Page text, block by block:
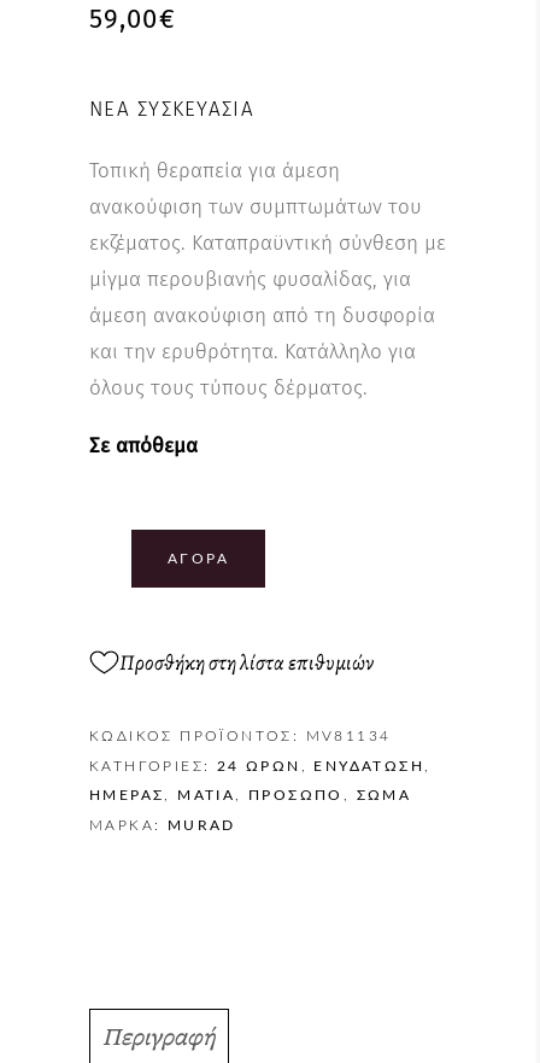
59,00€
ΝΈΑ ΣΥΣΚΕΥΑΣΊΑ
Τοπική θεραπεία για άμεση
ανακούφιση των συμπτωμάτων του
εκζέματος. Καταπραϋντική σύνθεση με
μίγμα περουβιανής φυσαλίδας, για
άμεση ανακούφιση από τη δυσφορία
και την ερυθρότητα. Κατάλληλο για
όλους τους τύπους δέρματος.
Σε απόθεμα
ΑΓΟΡΆ
Προσθήκη στη λίστα επιθυμιών
ΚΩΔΙΚΌΣ ΠΡΟΪΌΝΤΟΣ: MV81134
ΚΑΤΗΓΟΡΊΕΣ: 24 ΩΡΏΝ ΕΝΥΔΆΤΩΣΗ
ΗΜΈΡΑΣ
ΜΆΤΙΑ ΠΡΌΣΩΠΟ ΣΏΜΑ
ΜΆΡΚΑ: MURAD
Περιγραφή